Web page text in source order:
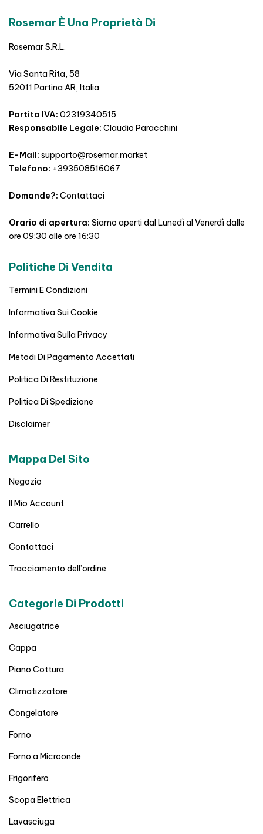
Rosemar È Una Proprietà Di
Rosemar S.R.L.
Via Santa Rita, 58
52011 Partina AR, Italia
Partita IVA: 02319340515
Responsabile Legale: Claudio Paracchini
E-Mail: supporto@rosemar.market
Telefono: +393508516067
Domande?: Contattaci
Orario di apertura: Siamo aperti dal Lunedì al Venerdì dalle
ore 09:30 alle ore 16:30
Politiche Di Vendita
Termini E Condizioni
Informativa Sui Cookie
Informativa Sulla Privacy
Metodi Di Pagamento Accettati
Politica Di Restituzione
Politica Di Spedizione
Disclaimer
Mappa Del Sito
Negozio
Il Mio Account
Carrello
Contattaci
Tracciamento dell’ordine
Categorie Di Prodotti
Asciugatrice
Cappa
Piano Cottura
Climatizzatore
Congelatore
Forno
Forno a Microonde
Frigorifero
Scopa Elettrica
Lavasciuga